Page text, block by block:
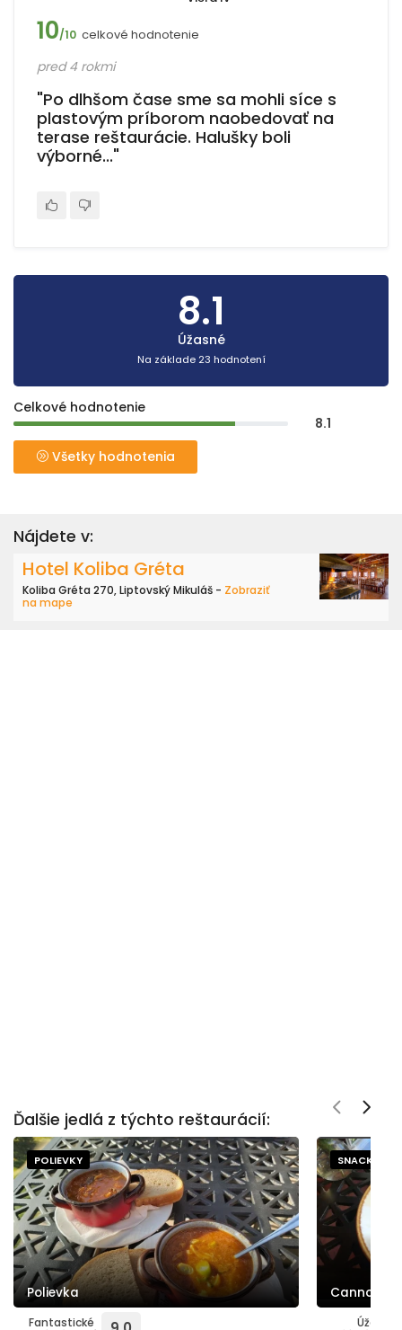
10/10 celkové hodnotenie
pred 4 rokmi
"Po dlhšom čase sme sa mohli síce s
plastovým príborom naobedovať na
terase reštaurácie. Halušky boli
výborné..."
8.1
Úžasné
Na základe 23 hodnotení
Celkové hodnotenie
8.1
Všetky hodnotenia
Nájdete v:
Hotel Koliba Gréta
Koliba Gréta 270, Liptovský Mikuláš - Zobraziť
na mape
Ďalšie jedlá z týchto reštaurácií:
POLIEVKY
Polievka
Fantastické
SNACKY A
Cannoli
Úžasné